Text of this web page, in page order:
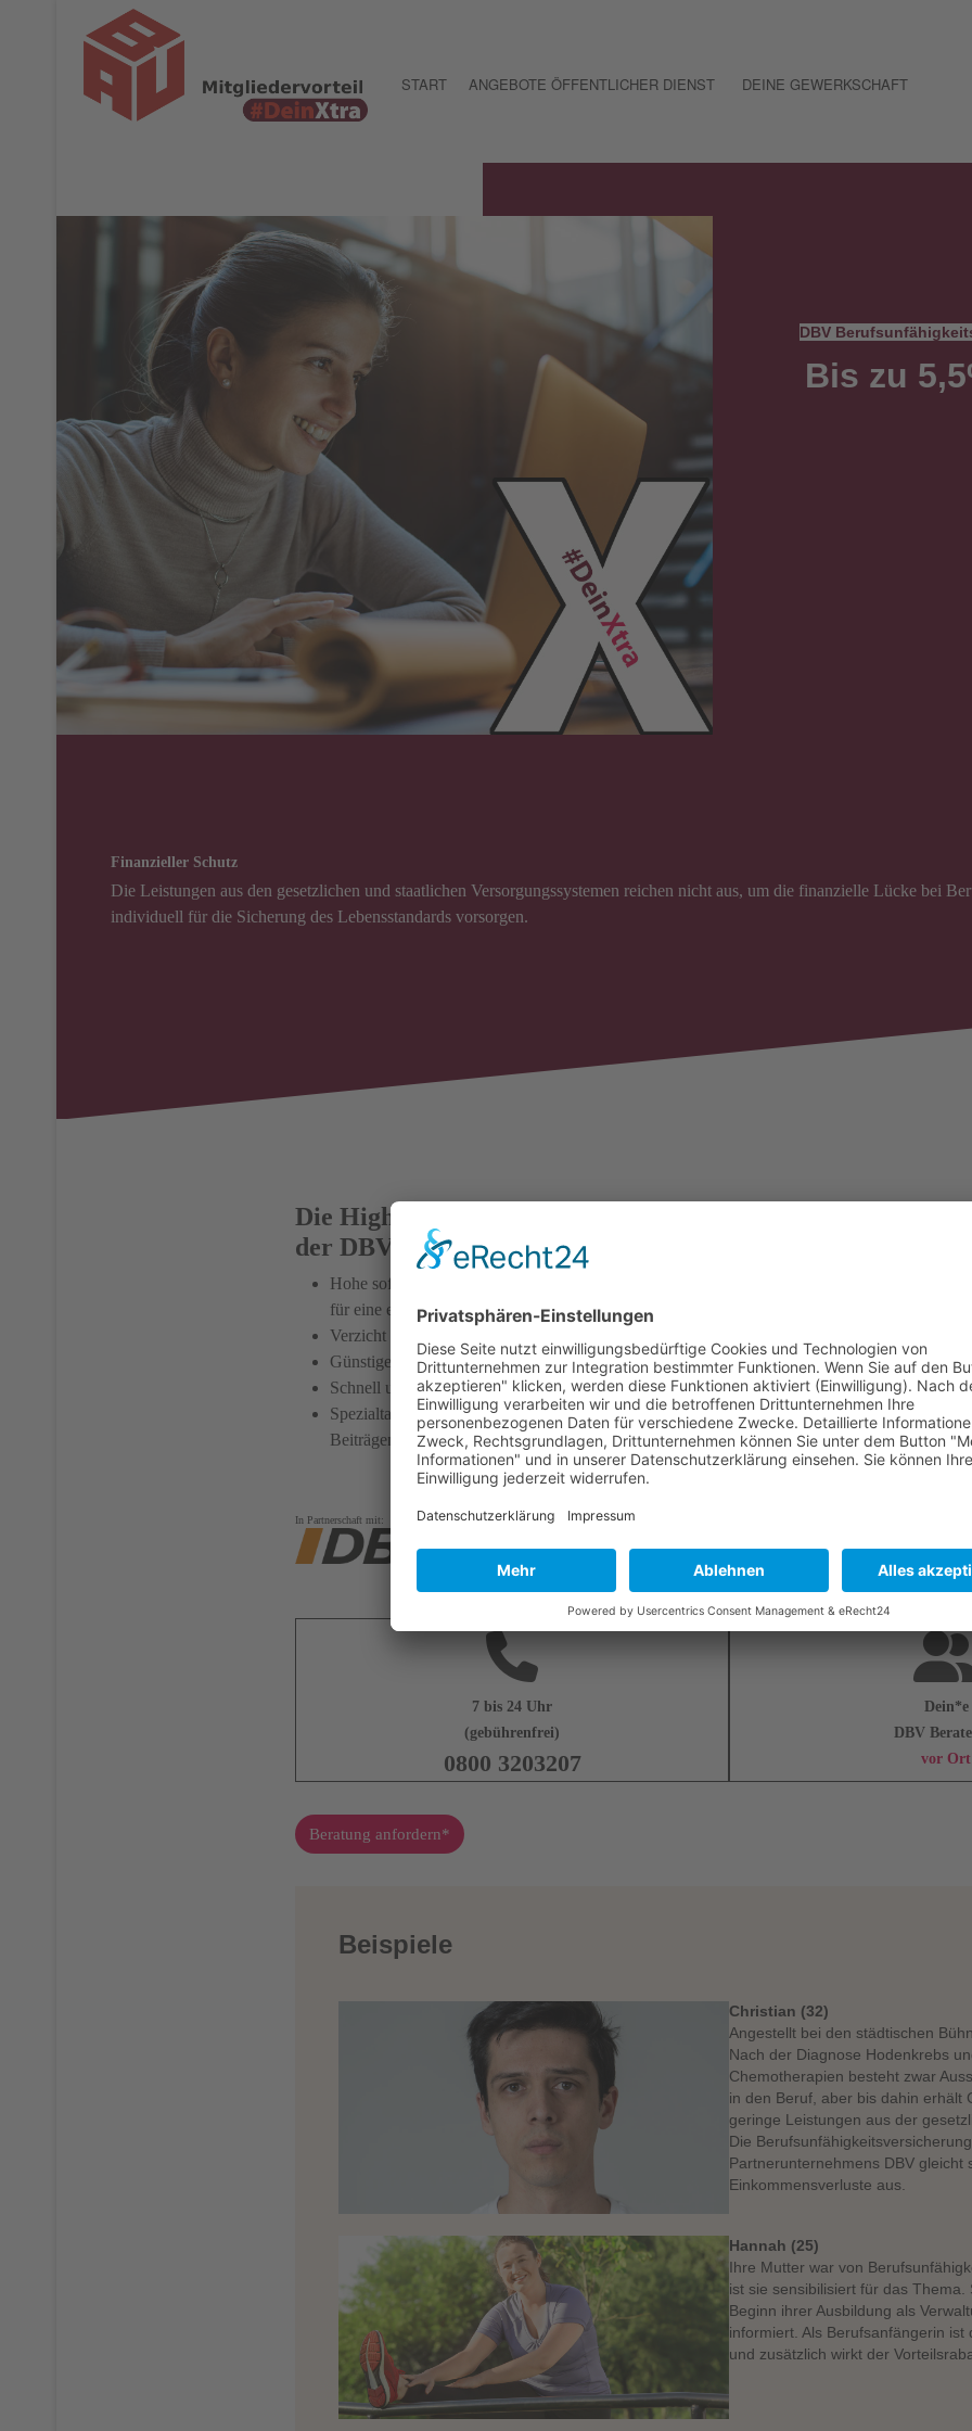
START ANGEBOTE ÖFFENTLICHER DIENST DEINE GEWERKSCHAFT
DBV
Bis zu
Finanzieller Schutz
Die Leistungen aus den gesetzlichen und staatlichen Versorgungssystemen reichen nicht aus, um die finanzielle Lücke bei
individuell für die Sicherung des Lebensstandards vorsorgen.
Die Highlights
der DBV Berufsunfähigkeitsversicherung
Hohe sofortige Absicherung: Voller Berufsunfähigkeitsschutz von Anfang an inkl.
für eine evtl. spätere Verbeamtung
Verzicht auf "abstrakte Verweisung": Du kannst nicht auf einen unzumutbaren Beruf
Günstige Preise und eine hervorragende Qualität der BU/DU Bedingungen
Schnell und unkompliziert: Dank der VBL/ZVK-Klausel erhältst Du Deine Leistung schnell
Spezialtarife für Berufsstarter*innen: Mit der Starter-BU von Anfang an passgenau
Beiträgen
In Partnerschaft mit:
7 bis 24 Uhr
(gebührenfrei)
0800 3203207
Dein*e
DBV
vor Ort
Beratung anfordern*
Beispiele
Christian (32)
Angestellt bei den städtischen
Nach der Diagnose Hodenkrebs
Chemotherapien besteht zwar
in den Beruf, aber bis dahin erhält
geringe Leistungen aus der
Die
Partnerunternehmens DBV gleicht
Einkommensverluste aus.
Hannah (25)
Ihre Mutter war von
ist sie sensibilisiert für das Thema.
Beginn ihrer Ausbildung als
informiert. Als Berufsanfängerin ist
und zusätzlich wirkt der